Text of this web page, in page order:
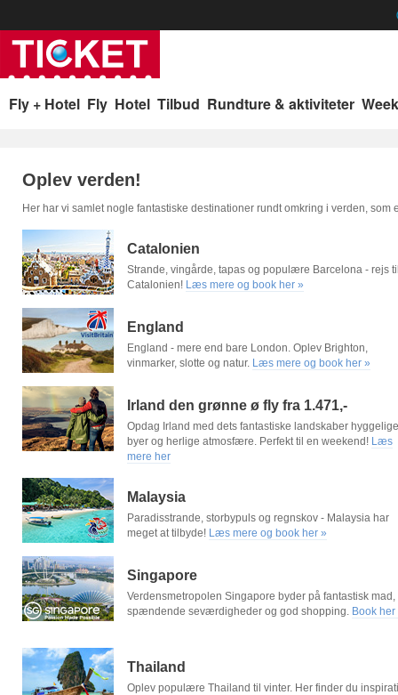
Fly + Hotel Fly Hotel Tilbud Rundture & aktiviteter
Oplev verden!
Her har vi samlet nogle fantastiske destinationer rundt omkring i verden,
Catalonien
Strande, vingårde, tapas og populære Barcelona - rejs
Catalonien! Læs mere og book her »
England
England - mere end bare London. Oplev Brighton,
vinmarker, slotte og natur. Læs mere og book her »
Irland den grønne ø fly fra 1.471,-
Opdag Irland med dets fantastiske landskaber hyggelige
byer og herlige atmosfære. Perfekt til en weekend! Læs
mere her
Malaysia
Paradisstrande, storbypuls og regnskov - Malaysia har
meget at tilbyde! Læs mere og book her »
Singapore
Verdensmetropolen Singapore byder på fantastisk mad,
spændende seværdigheder og god shopping. Book her
Thailand
Oplev populære Thailand til vinter. Her finder du